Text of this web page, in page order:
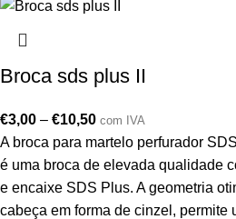
Broca sds plus II
€3,00 – €10,50 com IVA
A broca para martelo perfurador
é uma broca de elevada qualidade
e encaixe SDS Plus. A geometria
cabeça em forma de cinzel, permite